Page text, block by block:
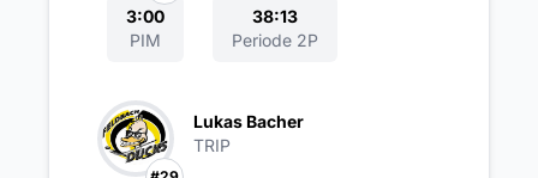
3:00
PIM
38:13
Periode 2P
Lukas Bacher
TRIP